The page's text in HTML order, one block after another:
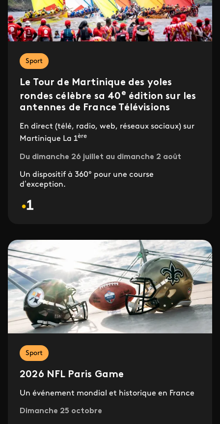
Sport
Le Tour de Martinique des yoles
rondes célèbre sa 40e édition sur les
antennes de France Télévisions
En direct (télé, radio, web, réseaux sociaux) sur
Martinique La 1ère
Du dimanche 26 juillet au dimanche 2 août
Un dispositif à 360° pour une course
d’exception.
Sport
2026 NFL Paris Game
Un événement mondial et historique en France
Dimanche 25 octobre